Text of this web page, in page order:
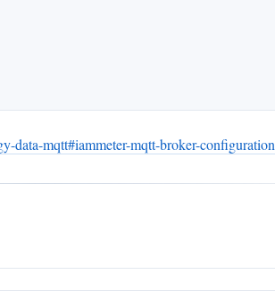
data-mqtt#iammeter-mqtt-broker-configuration